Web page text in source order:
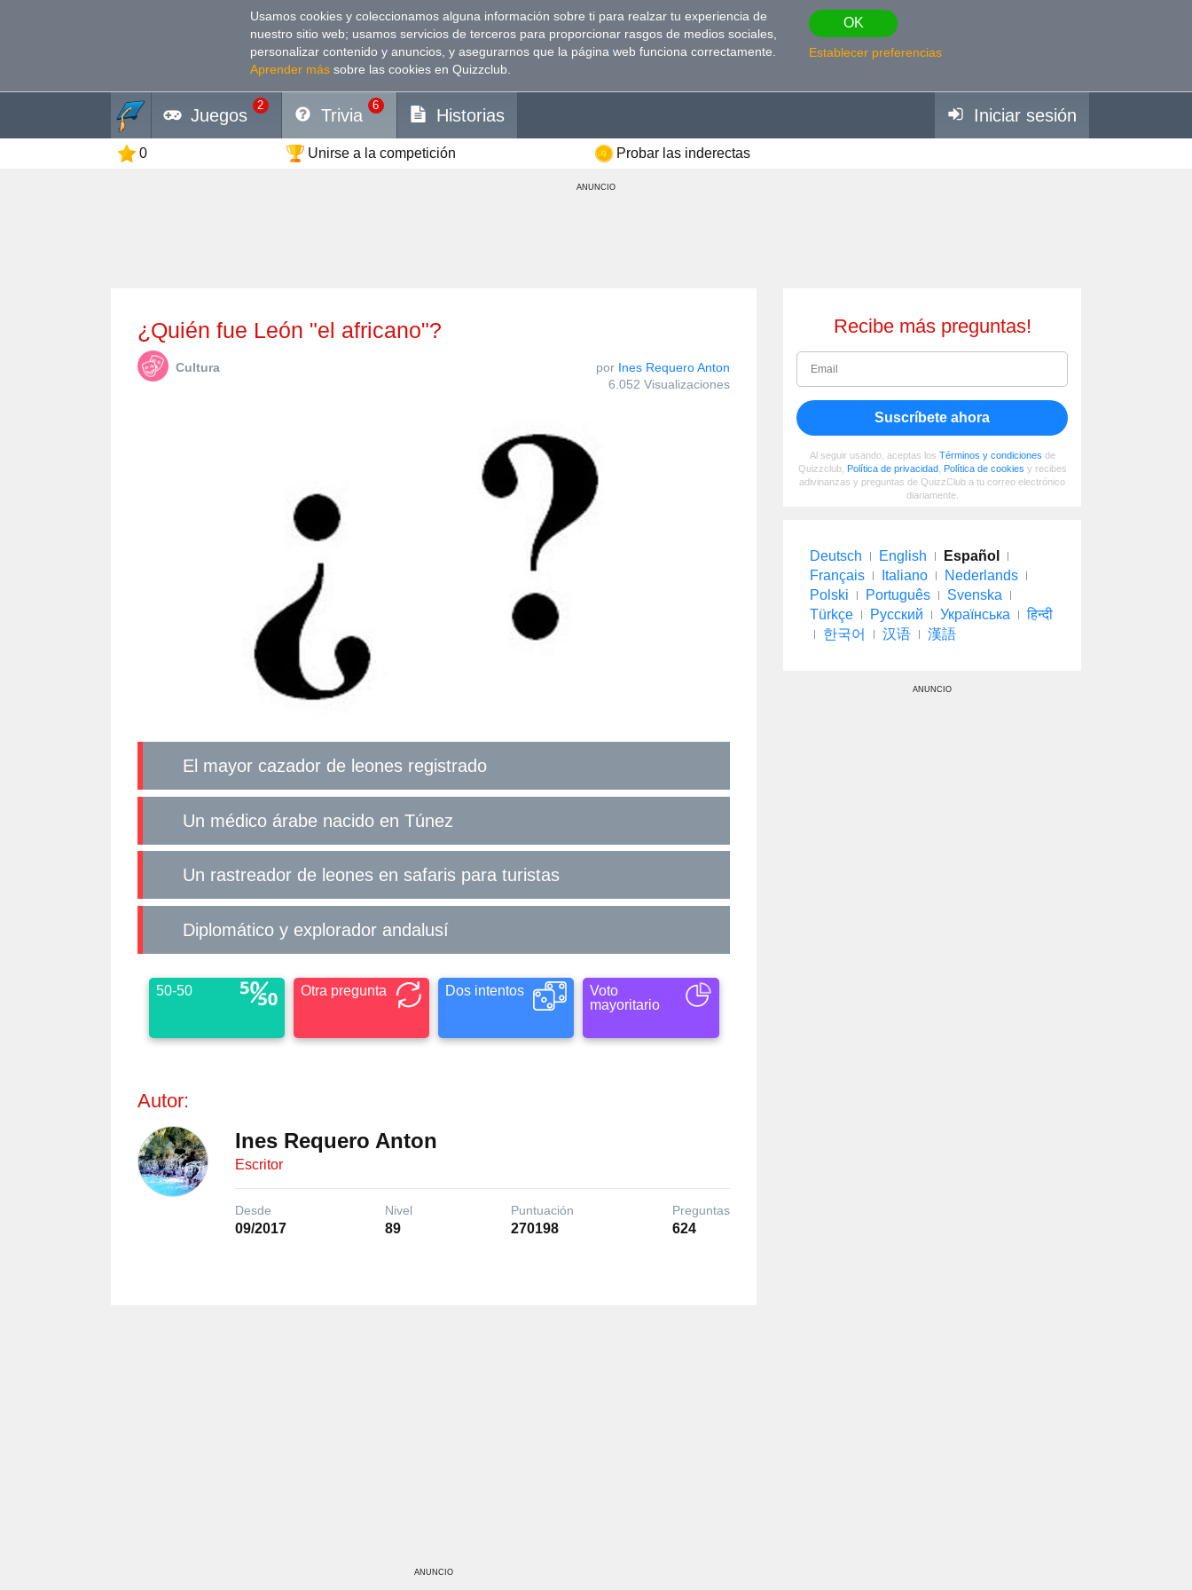
Usamos cookies y coleccionamos alguna información sobre ti para realzar tu experiencia de
nuestro sitio web; usamos servicios de terceros para proporcionar rasgos de medios sociales,
personalizar contenido y anuncios, y asegurarnos que la página web funciona correctamente.
Aprender más sobre las cookies en Quizzclub.
OK
Establecer preferencias
Juegos
2
Trivia
6
Historias Iniciar sesión
0 Unirse a la competición Probar las inderectas
ANUNCIO
¿Quién fue León "el africano"?
Cultura por Ines Requero Anton
6.052 Visualizaciones
El mayor cazador de leones registrado
Un médico árabe nacido en Túnez
Un rastreador de leones en safaris para turistas
Diplomático y explorador andalusí
50-50 Otra pregunta Dos intentos
Voto
mayoritario
Autor:
Ines Requero Anton
Escritor
Desde
09/2017
Nivel
89
Puntuación
270198
Preguntas
624
ANUNCIO
Recibe más preguntas!
Suscríbete ahora
Al seguir usando, aceptas los Términos y condiciones de
Quizzclub, Política de privacidad, Política de cookies y recibes
adivinanzas y preguntas de QuizzClub a tu correo electrónico
diariamente.
Deutsch English
Español
Français
Italiano
Nederlands
Polski
Português
Svenska
Türkçe
Русский Українська
हिन्दी
한국어
汉语 漢語
ANUNCIO